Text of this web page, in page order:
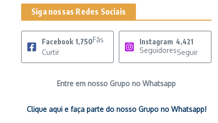
Siga nossas Redes Sociais
Facebook 1,750Fãs
Curtir
Instagram 4,421
SeguidoresSeguir
Entre em nosso Grupo no Whatsapp
Clique aqui e faça parte do nosso Grupo no Whatsapp!